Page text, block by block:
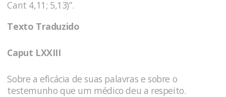
Cant 4,11; 5,13)”.
Texto Traduzido
Caput LXXIII
Sobre a eficácia de suas palavras e sobre o
testemunho que um médico deu a respeito.